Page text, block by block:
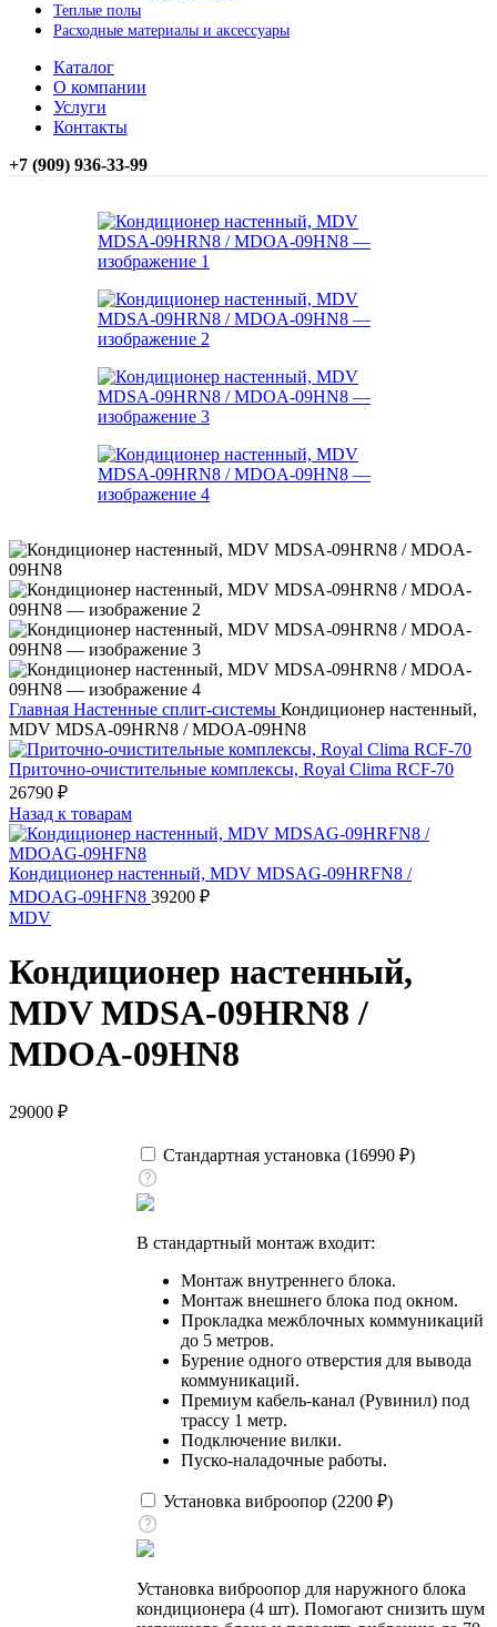
Теплые полы
Расходные материалы и аксессуары
Каталог
О компании
Услуги
Контакты
+7 (909) 936-33-99
Главная Настенные сплит-системы Кондиционер настенный,
MDV MDSA-09HRN8 / MDOA-09HN8
Приточно-очистительные комплексы, Royal Clima RCF-70
26790 ₽
Назад к товарам
Кондиционер настенный, MDV MDSAG-09HRFN8 /
MDOAG-09HFN8 39200 ₽
MDV
Кондиционер настенный,
MDV MDSA-09HRN8 /
MDOA-09HN8
29000 ₽
Стандартная установка (16990 ₽)
В стандартный монтаж входит:
Монтаж внутреннего блока.
Монтаж внешнего блока под окном.
Прокладка межблочных коммуникаций
до 5 метров.
Бурение одного отверстия для вывода
коммуникаций.
Премиум кабель-канал (Рувинил) под
трассу 1 метр.
Подключение вилки.
Пуско-наладочные работы.
Установка виброопор (2200 ₽)
Установка виброопор для наружного блока
кондиционера (4 шт). Помогают снизить шум